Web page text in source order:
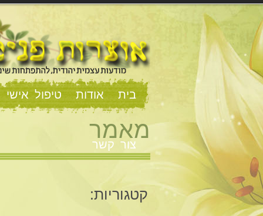
בית אודות טיפול אישי
צור קשר
מאמר
קטגוריות: